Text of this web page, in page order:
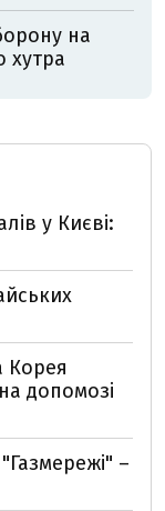
на
хутра
у Києві:
Корея
допомозі
–